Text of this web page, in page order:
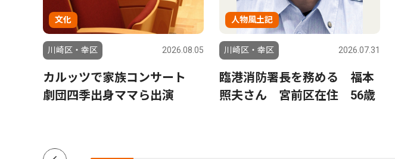
文化
川崎区・幸区 2026.08.05
カルッツで家族コンサート
劇団四季出身ママら出演
人物風土記
川崎区・幸区 2026.07.31
臨港消防署長を務める 福本
照夫さん 宮前区在住 56歳